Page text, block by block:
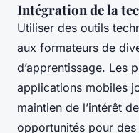
Intégration de la
Utiliser des outils
aux formateurs de
d’apprentissage. Les
applications mobiles
maintien de l’intérêt
opportunités pour